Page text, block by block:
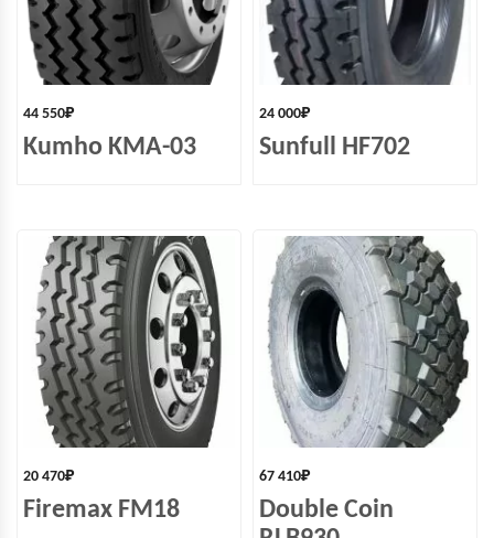
44 550₽
Kumho KMA-03
24 000₽
Sunfull HF702
20 470₽
Firemax FM18
67 410₽
Double Coin